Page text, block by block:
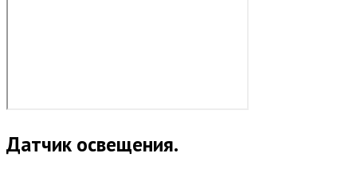
Датчик освещения.